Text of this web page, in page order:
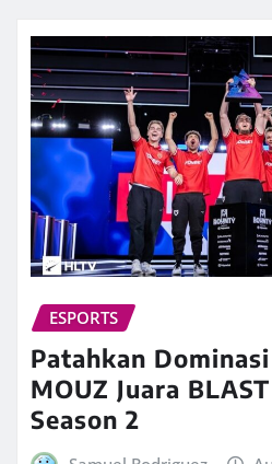
ESPORTS
Patahkan
MOUZ Juara
Season 2